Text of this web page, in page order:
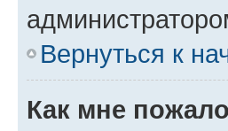
Вернуться к
Как мне